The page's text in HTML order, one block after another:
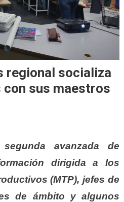
regional socializa
sus maestros
avanzada de
dirigida a los
(MTP), jefes de
de ámbito y algunos